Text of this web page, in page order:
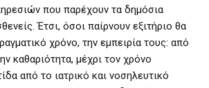
που παρέχουν τα δημόσια
Έτσι, όσοι παίρνουν εξιτήριο θα
χρόνο, την εμπειρία τους: από
καθαριότητα, μέχρι τον χρόνο
από το ιατρικό και νοσηλευτικό